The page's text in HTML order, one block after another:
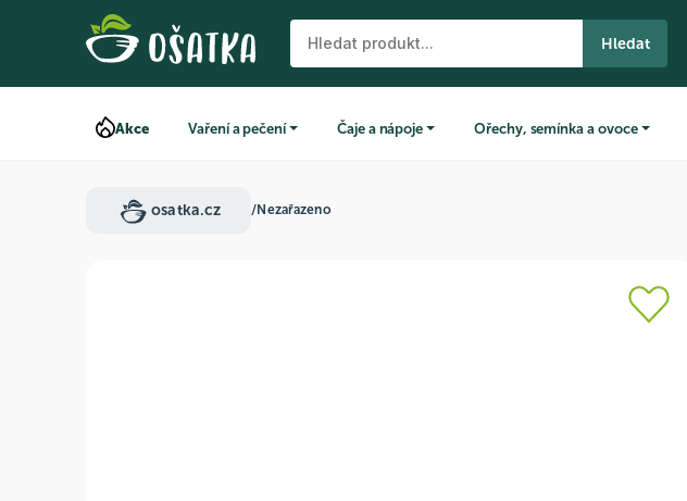
Hledat
Akce Vaření a pečení Čaje a nápoje Ořechy, semínka a ovoce
osatka.cz /Nezařazeno